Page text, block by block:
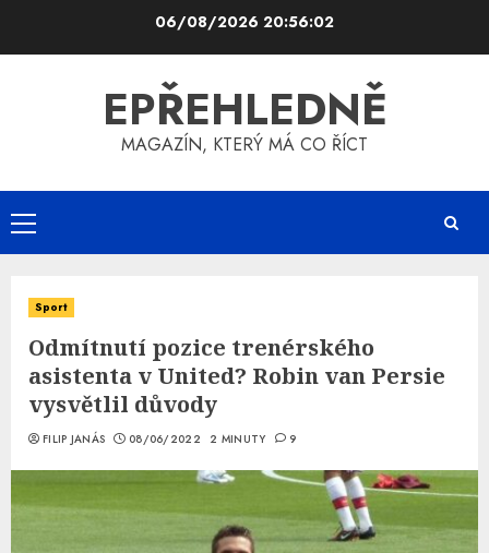
06/08/2026 20:56:03
EPŘEHLEDNĚ
MAGAZÍN, KTERÝ MÁ CO ŘÍCT
Primary
Menu
Sport
Odmítnutí pozice trenérského
asistenta v United? Robin van Persie
vysvětlil důvody
FILIP JANÁS 08/06/2022 2 MINUTY 9